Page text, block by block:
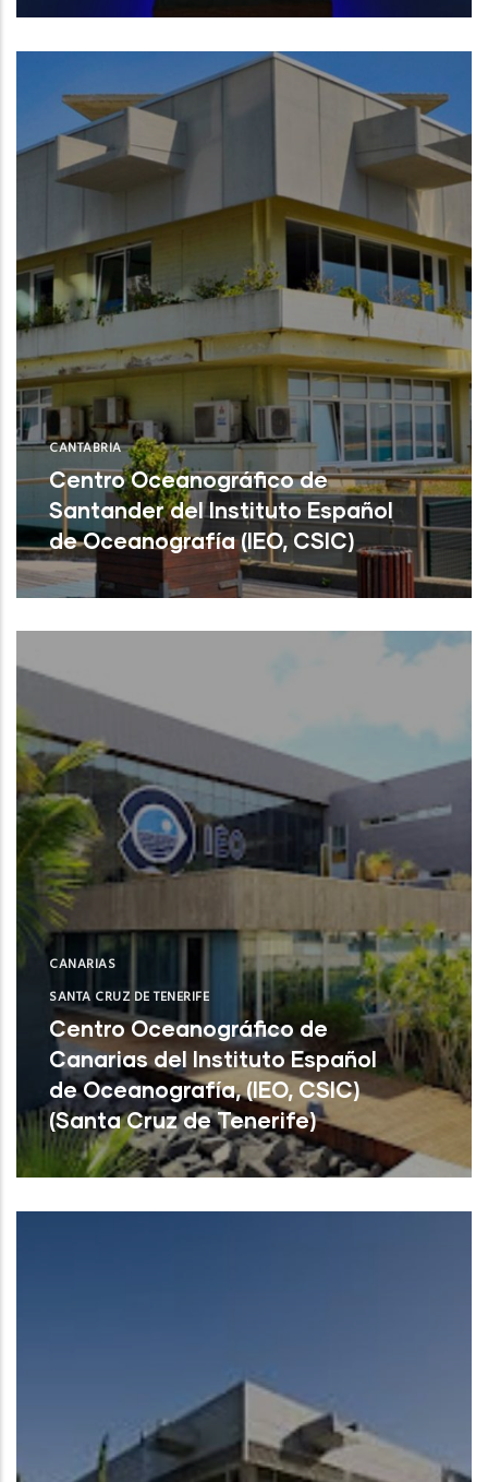
Centro Azul TABARIS (El Vendrell)NUEVO
CANTABRIA
Centro Oceanográfico de
Santander del Instituto Español
de Oceanografía (IEO, CSIC)
Centro Oceanográfico de Santander del
Instituto Español de Oceanografía (IEO,
CANARIAS
SANTA CRUZ DE TENERIFE
Centro Oceanográfico de
Canarias del Instituto Español
de Oceanografía, (IEO, CSIC)
(Santa Cruz de Tenerife)
Centro Oceanográfico de Canarias del
Instituto Español de Oceanografía, (IEO,